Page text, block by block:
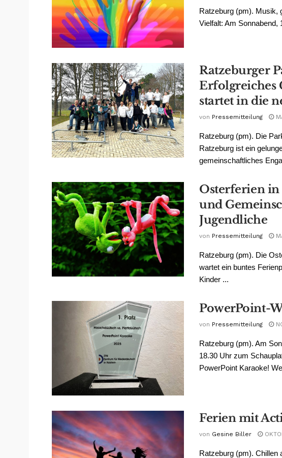
Ratzeburg (pm). Musik,
Vielfalt: Am Sonnabend,
Ratzeburger
Erfolgreiches
startet in die
von Pressemitteilung
Ratzeburg (pm). Die
Ratzeburg ist ein
gemeinschaftliches
Osterferien in
und
Jugendliche
von Pressemitteilung
Ratzeburg (pm). Die
wartet ein buntes
Kinder ...
PowerPoint-
von Pressemitteilung
Ratzeburg (pm). Am
18.30 Uhr zum
PowerPoint Karaoke!
Ferien mit
von Gesine Biller
Ratzeburg (pm). Chillen